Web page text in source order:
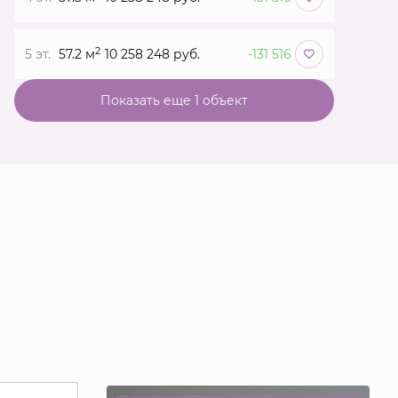
5 эт. 57.2 м2 10 258 248 руб. -131 516
Показать еще 1 объект